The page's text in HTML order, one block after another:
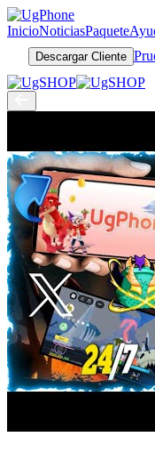
InicioNoticiasPaquete
Descargar Cliente